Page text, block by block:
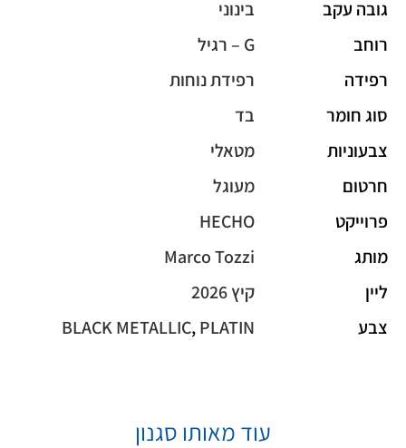
גובה עקב
בינוני
רוחב
G – רגיל
רפידה
רפידת נוחות
סוג חומר
בד
צבעוניות
מטאלי
חרטום
מעוגל
פרוייקט
HECHO
מותג
Marco Tozzi
ליין
קיץ 2026
צבע
BLACK METALLIC,PLATIN
עוד מאותו סגנון